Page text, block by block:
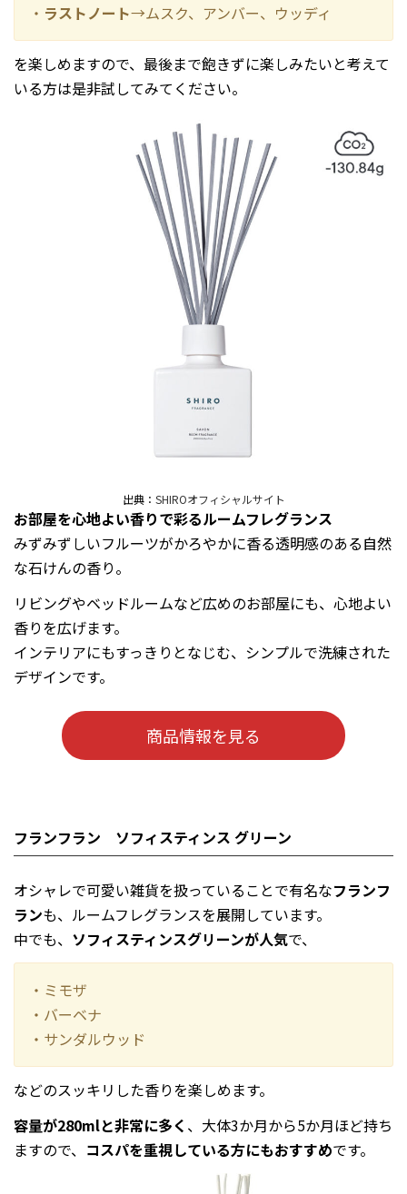
・ ラストノート→ムスク、アンバー、ウッディ
を楽しめますので、最後まで飽きずに楽しみたいと考えて
いる方は是非試してみてください。
出典： SHIROオフィシャルサイト
お部屋を心地よい香りで彩るルームフレグランス
みずみずしいフルーツがかろやかに香る透明感のある自然
な石けんの香り。
リビングやベッドルームなど広めのお部屋にも、心地よい
香りを広げます。
インテリアにもすっきりとなじむ、シンプルで洗練された
デザインです。
商品情報を見る
フランフラン ソフィスティンス グリーン
オシャレで可愛い雑貨を扱っていることで有名なフランフ
ランも、ルームフレグランスを展開しています。
中でも、 ソフィスティンスグリーンが人気で、
・ミモザ
・バーベナ
・サンダルウッド
などのスッキリした香りを楽しめます。
容量が280mlと非常に多く 、大体3か月から5か月ほど持ち
ますので、 コスパを重視している方にもおすすめです。